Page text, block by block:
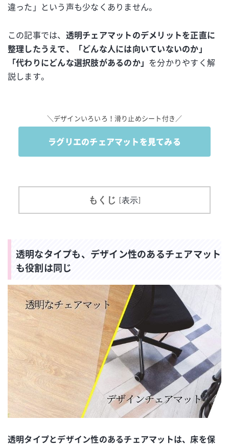
違った」という声も少なくありません。
この記事では、 透明チェアマットのデメリットを正直に
整理したうえで、「どんな人には向いていないのか」
「代わりにどんな選択肢があるのか」 を分かりやすく解
説します。
＼デザインいろいろ！滑り止めシート付き／
ラグリエのチェアマットを見てみる
もくじ [表示]
透明なタイプも、デザイン性のあるチェアマット
も役割は同じ
透明タイプとデザイン性のあるチェアマットは、床を保